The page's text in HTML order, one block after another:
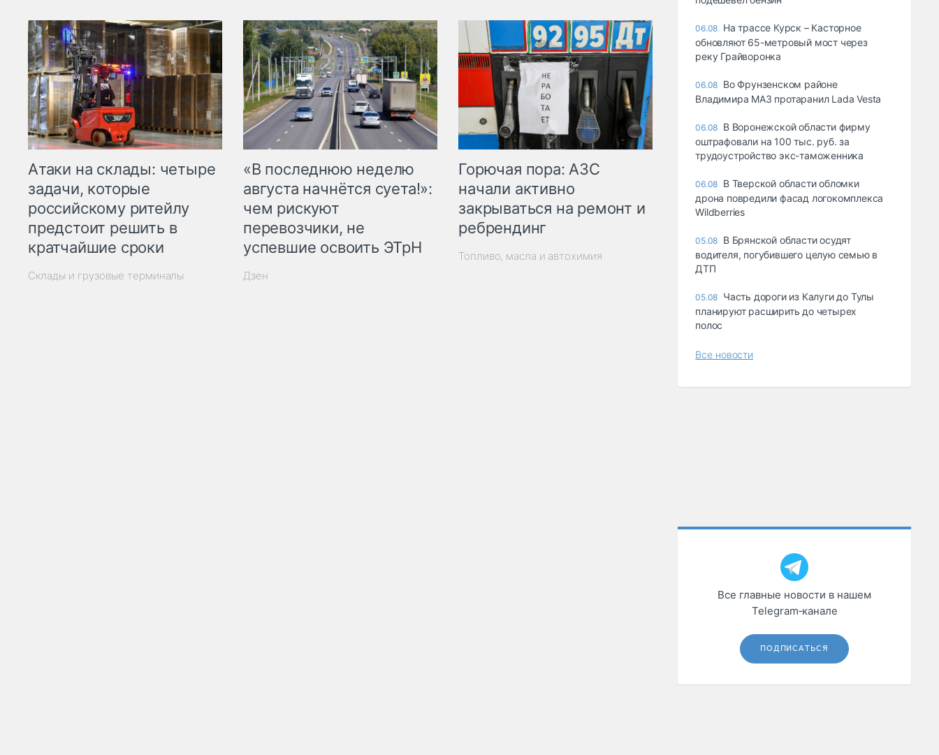
Атаки на склады: четыре
задачи, которые
российскому ритейлу
предстоит решить в
кратчайшие сроки
Склады и грузовые терминалы
«В последнюю неделю
августа начнётся суета!»:
чем рискуют
перевозчики, не
успевшие освоить ЭТрН
Дзен
Горючая пора: АЗС
начали активно
закрываться на ремонт и
ребрендинг
Топливо, масла и автохимия
06.08 На трассе Курск – Касторное
обновляют 65-метровый мост через
реку Грайворонка
06.08 Во Фрунзенском районе
Владимира МАЗ протаранил Lada Vesta
06.08 В Воронежской области фирму
оштрафовали на 100 тыс. руб. за
трудоустройство экс-таможенника
06.08 В Тверской области обломки
дрона повредили фасад логокомплекса
Wildberries
05.08 В Брянской области осудят
водителя, погубившего целую семью в
ДТП
05.08 Часть дороги из Калуги до Тулы
планируют расширить до четырех
полос
Все новости
Все главные новости в нашем
Telegram‑канале
ПОДПИСАТЬСЯ